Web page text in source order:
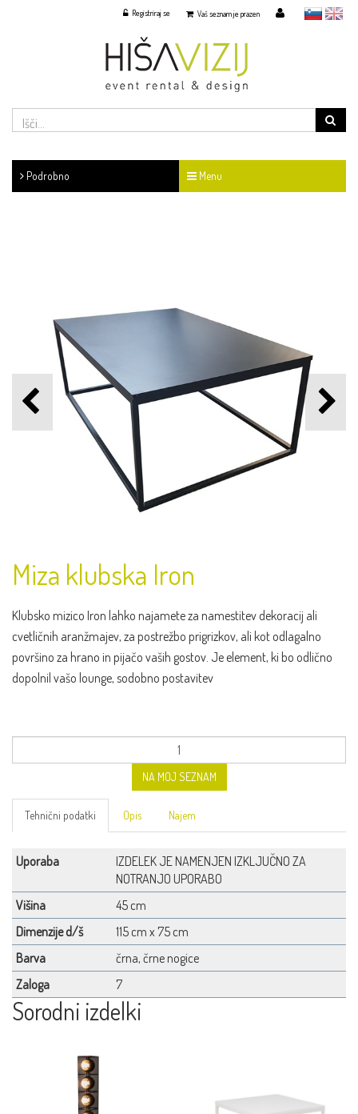
slovensko
English
Vaš seznam je prazen
Registriraj se
Podrobno Menu
Miza klubska Iron
Klubsko mizico Iron lahko najamete za namestitev dekoracij ali
cvetličnih aranžmajev, za postrežbo prigrizkov, ali kot odlagalno
površino za hrano in pijačo vaših gostov. Je element, ki bo odlično
dopolnil vašo lounge, sodobno postavitev
NA MOJ SEZNAM
Tehnični podatki Opis Najem
Uporaba
IZDELEK JE NAMENJEN IZKLJUČNO ZA
NOTRANJO UPORABO
Višina
45 cm
Dimenzije d/š
115 cm x 75 cm
Barva
črna, črne nogice
Zaloga
7
Sorodni izdelki